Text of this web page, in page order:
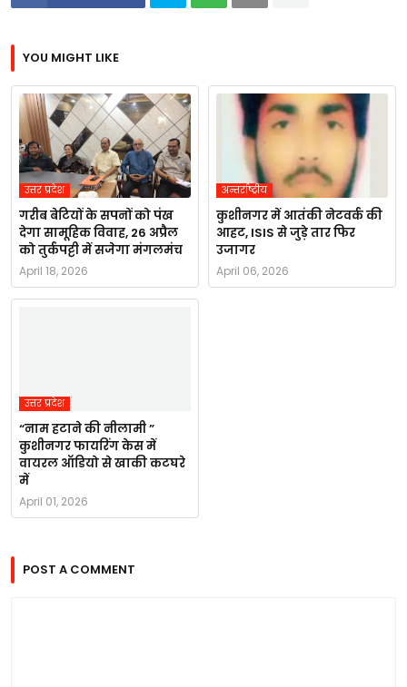
YOU MIGHT LIKE
उत्तर प्रदेश
गरीब बेटियों के सपनों को पंख
देगा सामूहिक विवाह, 26 अप्रैल
को तुर्कपट्टी में सजेगा मंगलमंच
April 18, 2026
अन्तर्राष्ट्रीय
कुशीनगर में आतंकी नेटवर्क की
आहट, ISIS से जुड़े तार फिर
उजागर
April 06, 2026
उत्तर प्रदेश
“नाम हटाने की नीलामी ”
कुशीनगर फायरिंग केस में
वायरल ऑडियो से खाकी कटघरे
में
April 01, 2026
POST A COMMENT